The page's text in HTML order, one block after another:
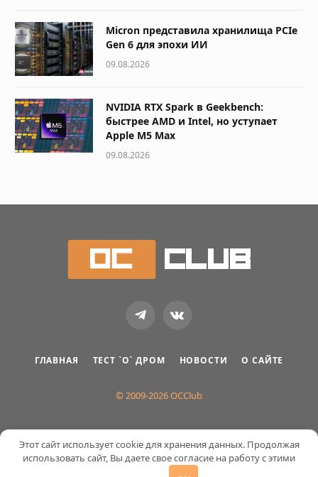
Micron представила хранилища PCIe
Gen 6 для эпохи ИИ
09.08.2026
NVIDIA RTX Spark в Geekbench:
быстрее AMD и Intel, но уступает
Apple M5 Max
09.08.2026
TelegramVKontakte
ГЛАВНАЯ ТЕСТ `О` ДРОМ НОВОСТИ О САЙТЕ
© 2009-2026 OCClub
Этот сайт использует cookie для хранения данных. Продолжая
использовать сайт, Вы даете свое согласие на работу с этими